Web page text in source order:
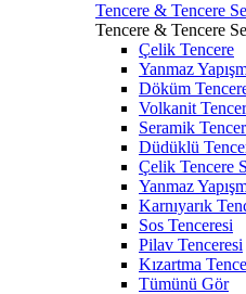
Tencere & Tencere
Tencere & Tencere
Çelik Tencere
Yanmaz
Döküm
Volkanit
Seramik
Düdüklü
Çelik Tencere
Yanmaz
Karnıyarık
Sos Tenceresi
Pilav Tenceresi
Kızartma
Tümünü Gör